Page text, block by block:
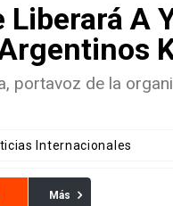
A
portavoz de la
Internacionales
Más